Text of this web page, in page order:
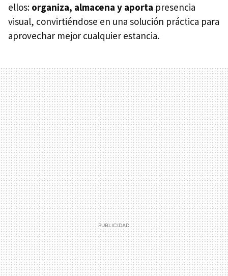
ellos: organiza, almacena y aporta presencia
visual, convirtiéndose en una solución práctica para
aprovechar mejor cualquier estancia.